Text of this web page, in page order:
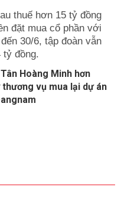
thuế hơn 15 tỷ đồng
đặt mua cổ phần với
30/6, tập đoàn vẫn
tỷ đồng.
Hoàng Minh hơn
vụ mua lại dự án